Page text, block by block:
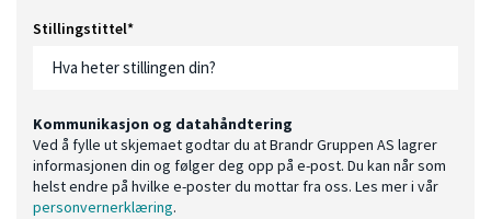
Stillingstittel*
Kommunikasjon og datahåndtering
Ved å fylle ut skjemaet godtar du at Brandr Gruppen AS lagrer
informasjonen din og følger deg opp på e-post. Du kan når som
helst endre på hvilke e-poster du mottar fra oss. Les mer i vår
personvernerklæring.